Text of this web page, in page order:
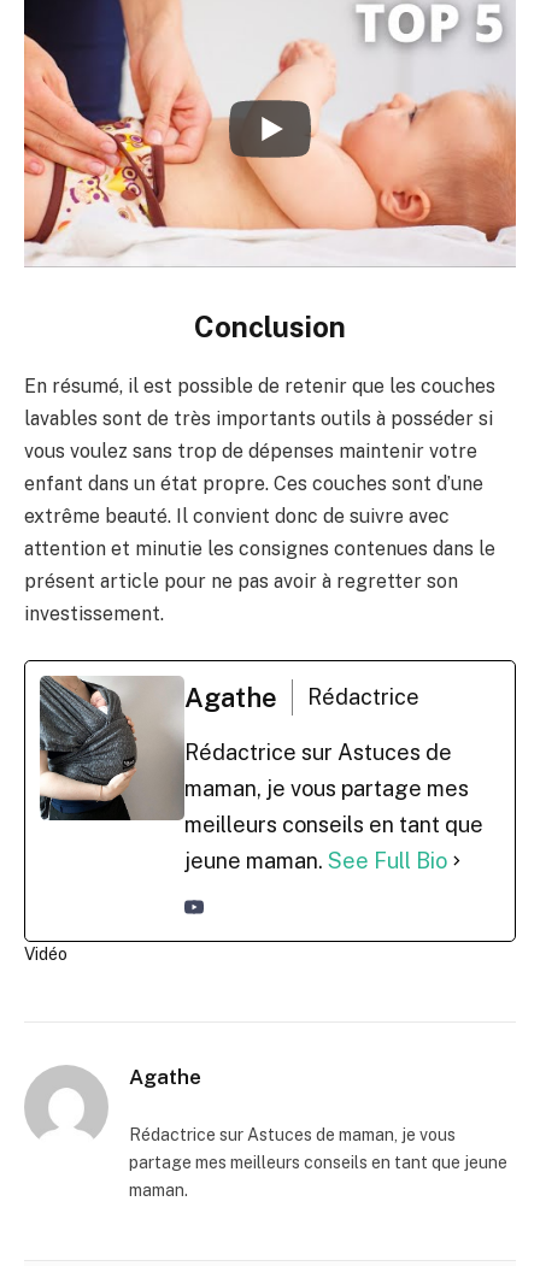
Conclusion
En résumé, il est possible de retenir que les couches
lavables sont de très importants outils à posséder si
vous voulez sans trop de dépenses maintenir votre
enfant dans un état propre. Ces couches sont d’une
extrême beauté. Il convient donc de suivre avec
attention et minutie les consignes contenues dans le
présent article pour ne pas avoir à regretter son
investissement.
Agathe Rédactrice
Rédactrice sur Astuces de
maman, je vous partage mes
meilleurs conseils en tant que
jeune maman. See Full Bio
Vidéo
Agathe
Rédactrice sur Astuces de maman, je vous
partage mes meilleurs conseils en tant que jeune
maman.